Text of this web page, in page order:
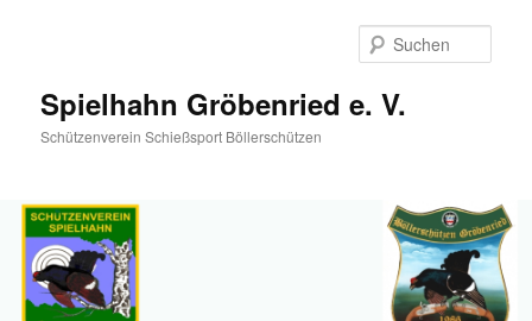
Spielhahn Gröbenried e. V.
Schützenverein Schießsport Böllerschützen